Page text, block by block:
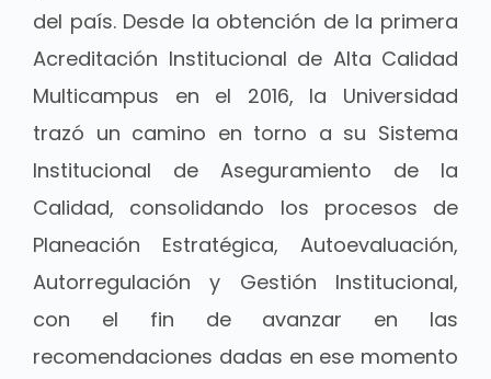
del país. Desde la obtención de la primera
Acreditación Institucional de Alta Calidad
Multicampus en el 2016, la Universidad
trazó un camino en torno a su Sistema
Institucional de Aseguramiento de la
Calidad, consolidando los procesos de
Planeación Estratégica, Autoevaluación,
Autorregulación y Gestión Institucional,
con el fin de avanzar en las
recomendaciones dadas en ese momento